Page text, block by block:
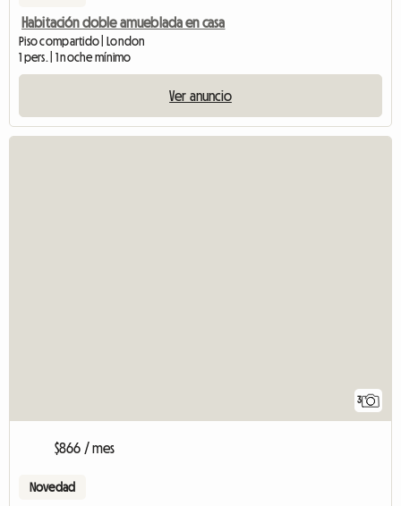
Habitación doble amueblada en casa
Piso compartido | London
1 pers. | 1 noche mínimo
Ver anuncio
3
$866 / mes
Novedad